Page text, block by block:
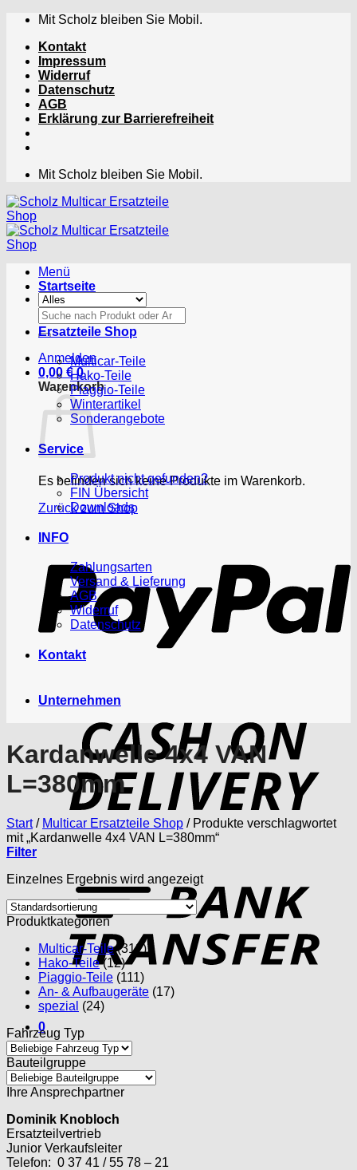
Zum
springen
Mit Scholz bleiben Sie Mobil.
Kontakt
Impressum
Widerruf
Datenschutz
AGB
Erklärung zur Barrierefreiheit
Mit Scholz bleiben Sie Mobil.
Menü
Suchen
nach:
Anmelden
0,00 € 0
Warenkorb
Es befinden sich keine Produkte im Warenkorb.
Zurück zum Shop
0
Startseite
Ersatzteile Shop
Multicar-Teile
Hako-Teile
Piaggio-Teile
Winterartikel
Sonderangebote
Service
Produkt nicht gefunden?
FIN Übersicht
Downloads
INFO
Zahlungsarten
Versand & Lieferung
AGB
Widerruf
Datenschutz
Kontakt
Unternehmen
Kardanwelle 4x4 VAN
L=380mm
Start / Multicar Ersatzteile Shop /Produkte verschlagwortet
mit „Kardanwelle 4x4 VAN L=380mm“
Filter
Einzelnes Ergebnis wird angezeigt
Produktkategorien
Multicar-Teile (312)
Hako-Teile (12)
Piaggio-Teile (111)
An- & Aufbaugeräte (17)
spezial (24)
Fahrzeug Typ
Bauteilgruppe
Ihre Ansprechpartner
Dominik Knobloch
Ersatzteilvertrieb
Junior Verkaufsleiter
Telefon: 0 37 41 / 55 78 – 21